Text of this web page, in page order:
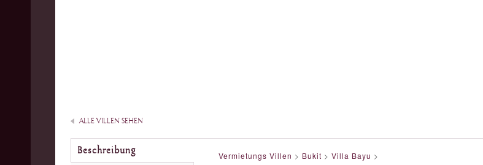
ALLE VILLEN SEHEN
Beschreibung
Vermietungs Villen > Bukit > Villa Bayu >